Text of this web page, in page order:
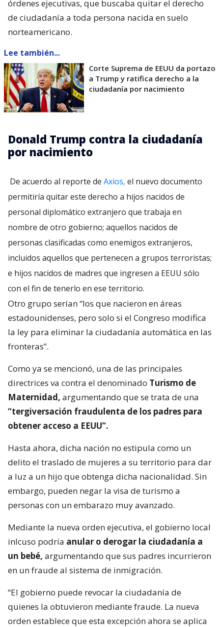
órdenes ejecutivas, que buscaba quitar el derecho
de ciudadanía a toda persona nacida en suelo
norteamericano.
Lee también...
Corte Suprema de EEUU da portazo
a Trump y ratifica derecho a la
ciudadanía por nacimiento
Donald Trump contra la ciudadanía
por nacimiento
De acuerdo al reporte de Axios, el nuevo documento
permitiría quitar este derecho a hijos nacidos de
personal diplomático extranjero que trabaja en
nombre de otro gobierno; aquellos nacidos de
personas clasificadas como enemigos extranjeros,
incluidos aquellos que pertenecen a grupos terroristas;
e hijos nacidos de madres que ingresen a EEUU sólo
con el fin de tenerlo en ese territorio.
Otro grupo serían “los que nacieron en áreas
estadounidenses, pero solo si el Congreso modifica
la ley para eliminar la ciudadanía automática en las
fronteras”.
Como ya se mencionó, una de las principales
directrices va contra el denominado Turismo de
Maternidad, argumentando que se trata de una
“tergiversación fraudulenta de los padres para
obtener acceso a EEUU”.
Hasta ahora, dicha nación no estipula como un
delito el traslado de mujeres a su territorio para dar
a luz a un hijo que obtenga dicha nacionalidad. Sin
embargo, pueden negar la visa de turismo a
personas con un embarazo muy avanzado.
Mediante la nueva orden ejecutiva, el gobierno local
inlcuso podría anular o derogar la ciudadanía a
un bebé, argumentando que sus padres incurrieron
en un fraude al sistema de inmigración.
“El gobierno puede revocar la ciudadanía de
quienes la obtuvieron mediante fraude. La nueva
orden establece que esta excepción ahora se aplica